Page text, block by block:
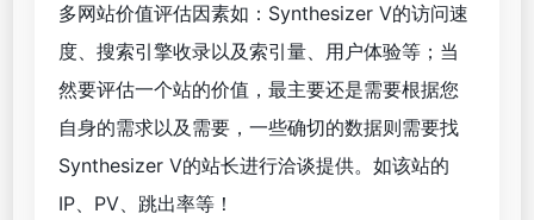
多网站价值评估因素如：Synthesizer V的访问速
度、搜索引擎收录以及索引量、用户体验等；当
然要评估一个站的价值，最主要还是需要根据您
自身的需求以及需要，一些确切的数据则需要找
Synthesizer V的站长进行洽谈提供。如该站的
IP、PV、跳出率等！